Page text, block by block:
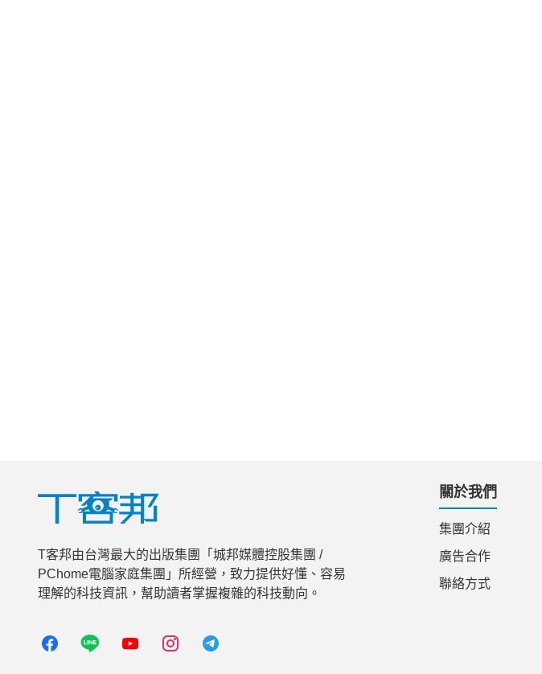
T客邦由台灣最大的出版集團「城邦媒體控股集團 /
PChome電腦家庭集團」所經營，致力提供好懂、容易
理解的科技資訊，幫助讀者掌握複雜的科技動向。
關於我們
集團介紹
廣告合作
聯絡方式